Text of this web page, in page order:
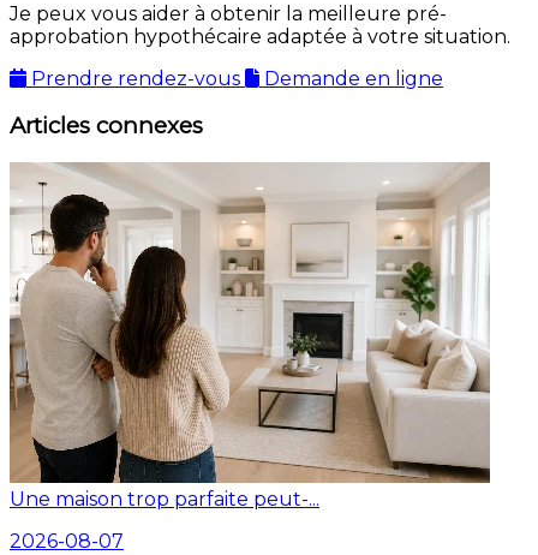
Je peux vous aider à obtenir la meilleure pré-
approbation hypothécaire adaptée à votre situation.
Prendre rendez-vous
Demande en ligne
Articles connexes
Une maison trop parfaite peut-...
2026-08-07